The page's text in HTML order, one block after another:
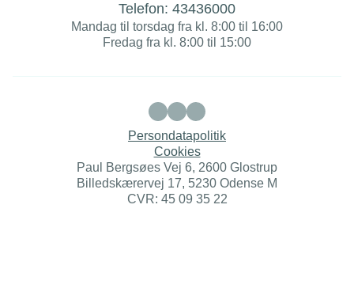
Telefon: 43436000
Mandag til torsdag fra kl. 8:00 til 16:00
Fredag fra kl. 8:00 til 15:00
Persondatapolitik
Cookies
Paul Bergsøes Vej 6, 2600 Glostrup
Billedskærervej 17, 5230 Odense M
CVR: 45 09 35 22